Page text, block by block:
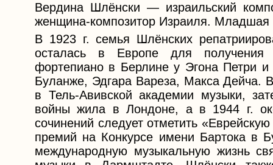
Вердина Шлёнски — израильский
женщина-композитор Израиля. Младшая
В 1923 г. семья Шлёнских
осталась в Европе для получения
фортепиано в Берлине у Эгона Петри
Буланже, Эдгара Вареза, Макса Дейча.
в Тель-Авивской академии музыки,
войны жила в Лондоне, а в 1944 г.
сочинений следует отметить
премий на Конкурсе имени Бартока в
международную музыкальную жизнь